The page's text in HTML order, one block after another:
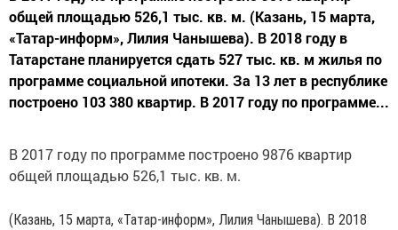
общей площадью 526,1 тыс. кв. м. (Казань, 15 марта,
«Татар-информ», Лилия Чанышева). В 2018 году в
Татарстане планируется сдать 527 тыс. кв. м жилья по
программе социальной ипотеки. За 13 лет в республике
построено 103 380 квартир. В 2017 году по программе...
В 2017 году по программе построено 9876 квартир
общей площадью 526,1 тыс. кв. м.
(Казань, 15 марта, «Татар-информ», Лилия Чанышева). В 2018